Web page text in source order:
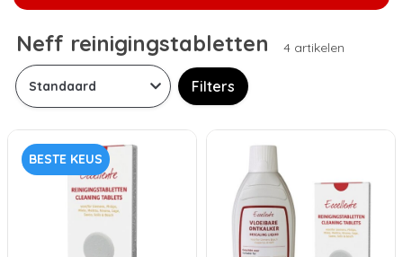
Neff reinigingstabletten 4 artikelen
Filters
BESTE KEUS